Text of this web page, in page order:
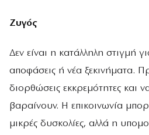
Ζυγός
Δεν είναι η κατάλληλη στιγμή
αποφάσεις ή νέα ξεκινήματα.
διορθώσεις εκκρεμότητες και
βαραίνουν. Η επικοινωνία
μικρές δυσκολίες, αλλά η